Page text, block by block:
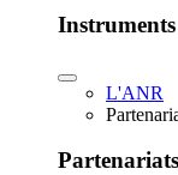
L'ANR
Partenariats